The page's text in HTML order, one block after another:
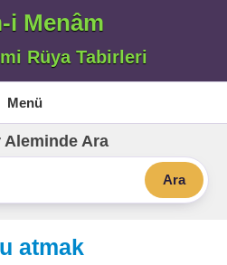
i Menâm
Rüya Tabirleri
Menü
Aleminde Ara
Ara
atmak